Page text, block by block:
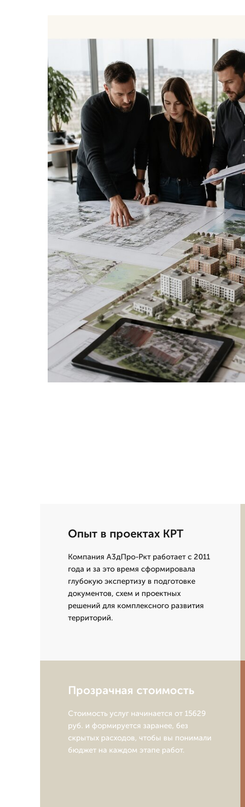
Опыт в проектах КРТ
Компания А3дПро-Ркт работает с 2011
года и за это время сформировала
глубокую экспертизу в подготовке
документов, схем и проектных
решений для комплексного развития
территорий.
Прозрачная стоимость
Стоимость услуг начинается от 15629
руб. и формируется заранее, без
скрытых расходов, чтобы вы понимали
бюджет на каждом этапе работ.